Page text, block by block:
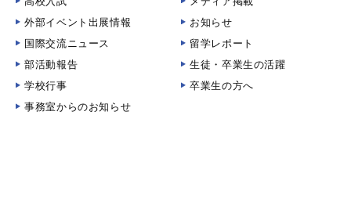
外部イベント出展情報
お知らせ
国際交流ニュース
留学レポート
部活動報告
生徒・卒業生の活躍
学校行事
卒業生の方へ
事務室からのお知らせ